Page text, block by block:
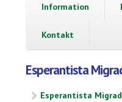
Information
Kontakt
Esperantista
Esperantista